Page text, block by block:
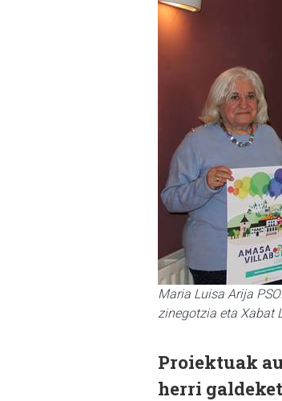
Maria Luisa Arija
zinegotzia eta Xabat
Proiektuak
herri